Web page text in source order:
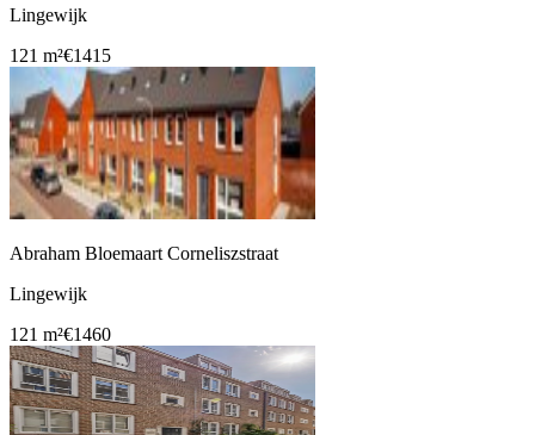
Lingewijk
121 m²€1415
Abraham Bloemaart Corneliszstraat
Lingewijk
121 m²€1460